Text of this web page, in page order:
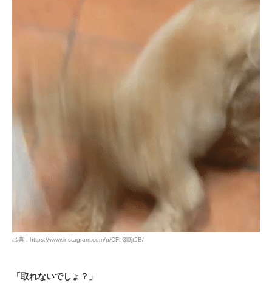
出典 : https://www.instagram.com/p/CFt-3l0jt5B/
「取れないでしょ？」
pecocats
ねこ部をフォロー
アプリをダウンロードする